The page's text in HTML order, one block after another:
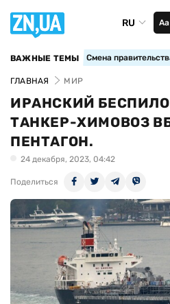
RU Аа
ВАЖНЫЕ ТЕМЫ Смена
ГЛАВНАЯ МИР
ИРАНСКИЙ
ТАНКЕР-ХИМОВОЗ
ПЕНТАГОН.
24 декабря, 2023, 04:42
Поделиться